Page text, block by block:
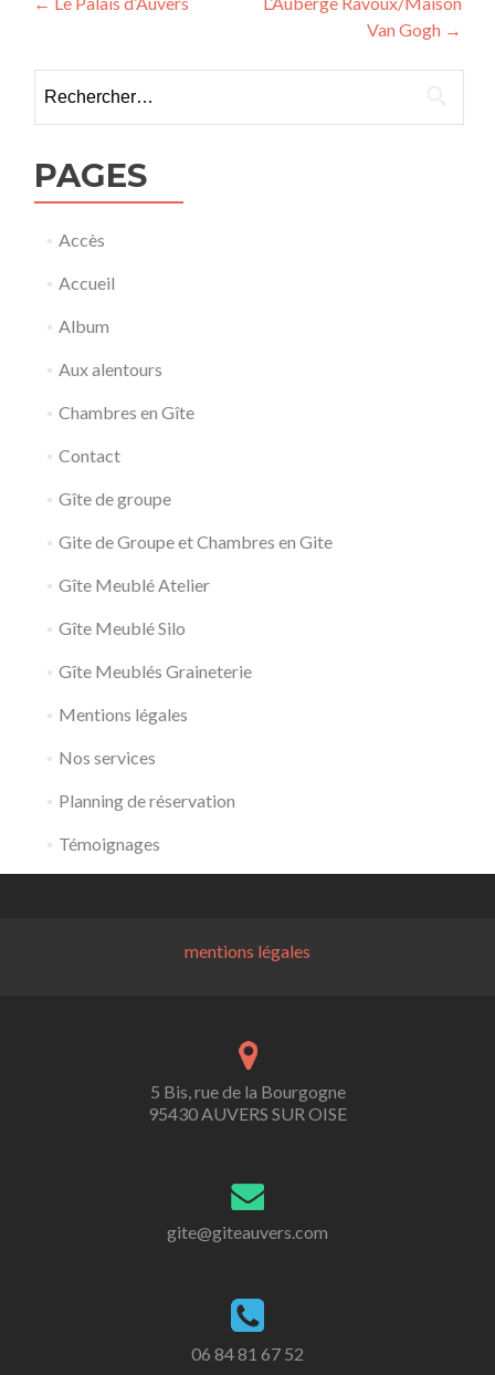
Navigation
l’article
Van Gogh →
PAGES
Accès
Accueil
Album
Aux alentours
Chambres en Gîte
Contact
Gîte de groupe
Gite de Groupe et Chambres en Gite
Gîte Meublé Atelier
Gîte Meublé Silo
Gîte Meublés Graineterie
Mentions légales
Nos services
Planning de réservation
Témoignages
mentions légales
5 Bis, rue de la Bourgogne
95430 AUVERS SUR OISE
gite@giteauvers.com
06 84 81 67 52